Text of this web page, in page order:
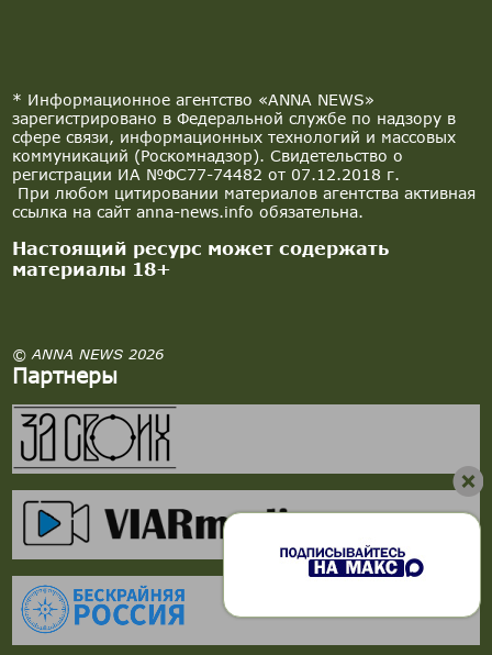
* Информационное агентство «ANNA NEWS»
зарегистрировано в Федеральной службе по надзору в
сфере связи, информационных технологий и массовых
коммуникаций (Роскомнадзор). Свидетельство о
регистрации ИА №ФС77-74482 от 07.12.2018 г.
При любом цитировании материалов агентства активная
ссылка на сайт anna-news.info обязательна.
Настоящий ресурс может содержать
материалы 18+
© ANNA NEWS 2026
Партнеры